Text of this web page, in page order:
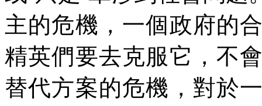
主的危機，一個政府的
精英們要去克服它，不
替代方案的危機，對於